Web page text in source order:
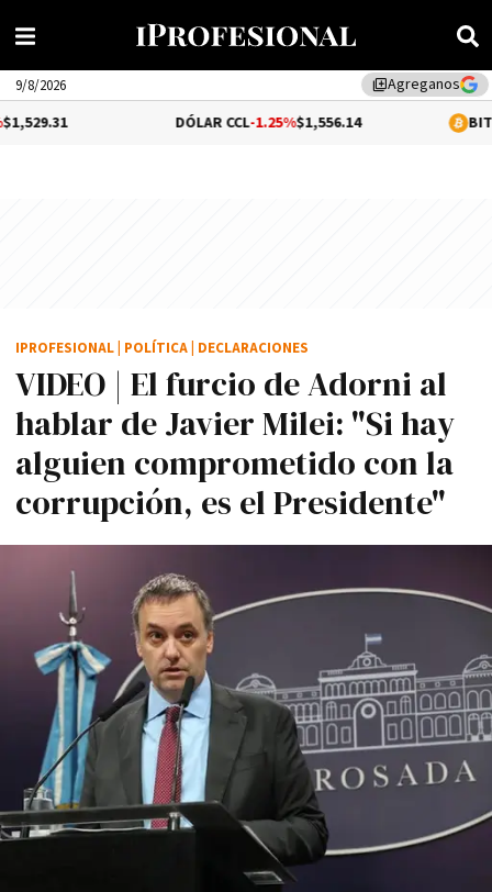
library_addAgreganos
9/8/2026
-1.25%$1,556.14
VIDEO | El furcio de Adorni al
hablar de Javier Milei: "Si hay
alguien comprometido con la
corrupción, es el Presidente"
IPROFESIONAL POLÍTICA DECLARACIONES